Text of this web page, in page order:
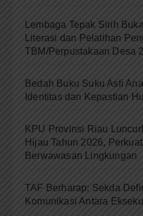
Lembaga Tepak Sirih
Literasi dan Pelatihan
TBM/Perpustakaan Desa
Bedah Buku Suku Asli
Identitas dan Kepastian
KPU Provinsi Riau
Hijau Tahun 2026,
Berwawasan Lingkungan
TAF Berharap; Sekda
Komunikasi Antara